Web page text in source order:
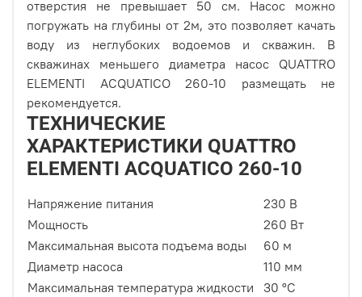
отверстия не превышает 50 см. Насос можно
погружать на глубины от 2м, это позволяет качать
воду из неглубоких водоемов и скважин. В
скважинах меньшего диаметра насос QUATTRO
ELEMENTI ACQUATICO 260-10 размещать не
рекомендуется.
ТЕХНИЧЕСКИЕ
ХАРАКТЕРИСТИКИ QUATTRO
ELEMENTI ACQUATICO 260-10
Напряжение питания
230 В
Мощность
260 Вт
Максимальная высота подъема воды
60 м
Диаметр насоса
110 мм
Максимальная температура жидкости
30 °С